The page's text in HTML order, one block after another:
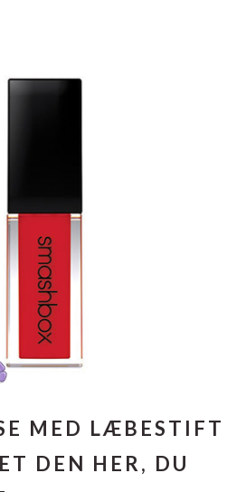
MED LÆBESTIFT
DEN HER, DU